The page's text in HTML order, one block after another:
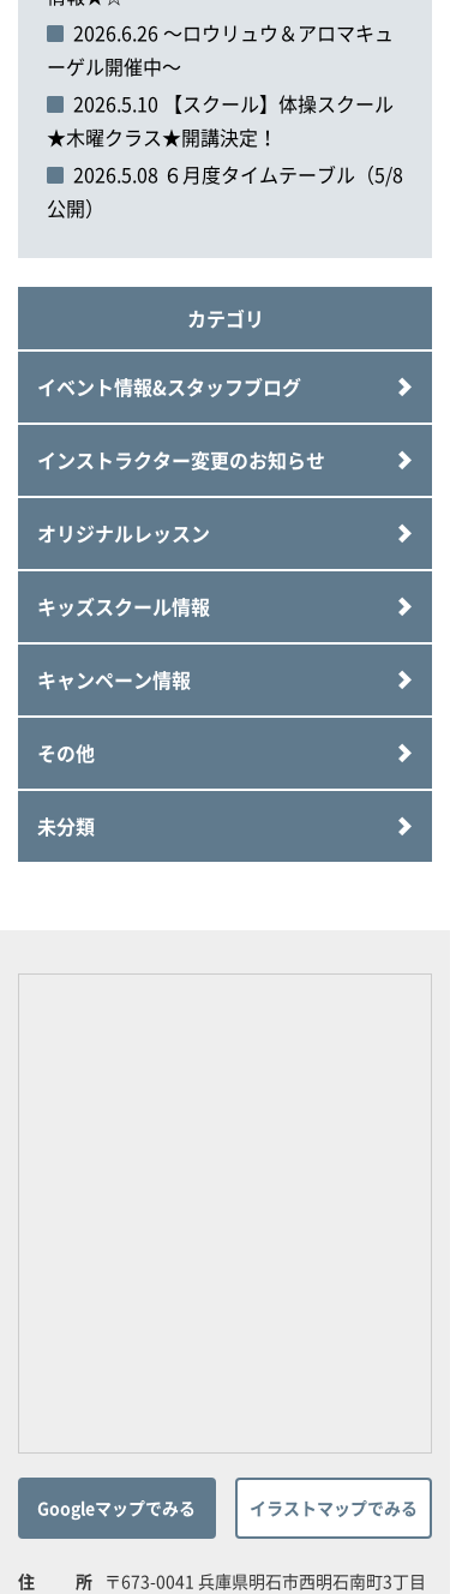
2026.6.26 ～ロウリュウ＆アロマキュ
ーゲル開催中～
2026.5.10 【スクール】体操スクール
★木曜クラス★開講決定！
2026.5.08 ６月度タイムテーブル（5/8
公開）
カテゴリ
イベント情報&スタッフブログ
インストラクター変更のお知らせ
オリジナルレッスン
キッズスクール情報
キャンペーン情報
その他
未分類
Googleマップでみる イラストマップでみる
住所 〒673-0041 兵庫県明石市西明石南町3丁目